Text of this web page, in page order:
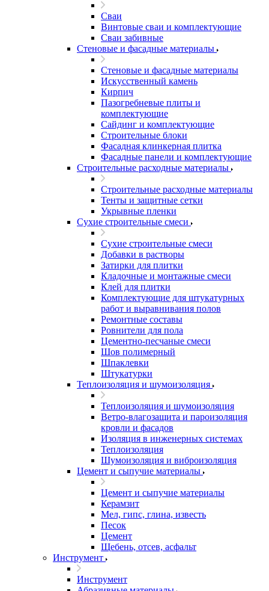
Сваи
Винтовые сваи и комплектующие
Сваи забивные
Стеновые и фасадные материалы
Стеновые и фасадные материалы
Искусственный камень
Кирпич
Пазогребневые плиты и
комплектующие
Сайдинг и комплектующие
Строительные блоки
Фасадная клинкерная плитка
Фасадные панели и комплектующие
Строительные расходные материалы
Строительные расходные материалы
Тенты и защитные сетки
Укрывные пленки
Сухие строительные смеси
Сухие строительные смеси
Добавки в растворы
Затирки для плитки
Кладочные и монтажные смеси
Клей для плитки
Комплектующие для штукатурных
работ и выравнивания полов
Ремонтные составы
Ровнители для пола
Цементно-песчаные смеси
Шов полимерный
Шпаклевки
Штукатурки
Теплоизоляция и шумоизоляция
Теплоизоляция и шумоизоляция
Ветро-влагозащита и пароизоляция
кровли и фасадов
Изоляция в инженерных системах
Теплоизоляция
Шумоизоляция и виброизоляция
Цемент и сыпучие материалы
Цемент и сыпучие материалы
Керамзит
Мел, гипс, глина, известь
Песок
Цемент
Щебень, отсев, асфальт
Инструмент
Инструмент